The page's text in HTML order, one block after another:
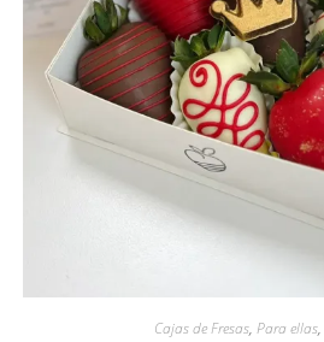
Cajas de Fresas, Para ellas,